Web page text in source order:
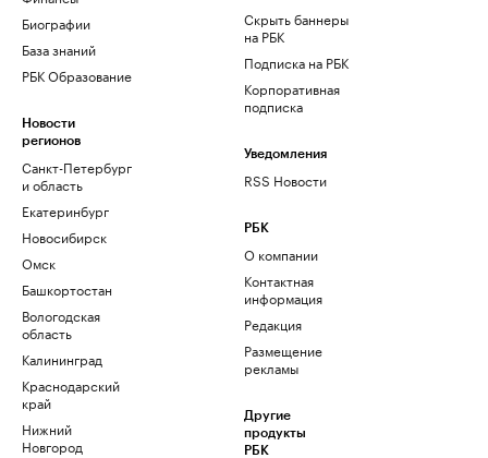
Биографии
База знаний
РБК Образование
Новости
регионов
Санкт-Петербург
и область
Екатеринбург
Новосибирск
Омск
Башкортостан
Вологодская
область
Калининград
Краснодарский
край
Нижний
Новгород
Скрыть баннеры
на РБК
Подписка на РБК
Корпоративная
подписка
Уведомления
RSS Новости
РБК
О компании
Контактная
информация
Редакция
Размещение
рекламы
Другие
продукты
РБК